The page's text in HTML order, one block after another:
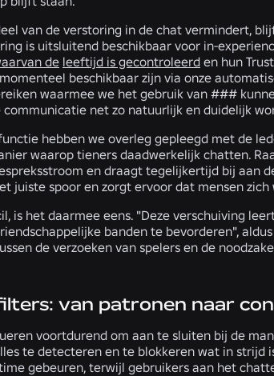
van de verstoring in de chat vermindert,
is uitsluitend beschikbaar voor in-
de leeftijd is gecontroleerd en hun
beschikbaar zijn via onze
waarmee we het gebruik van ###
net zo natuurlijk en duidelijk
hebben we overleg gepleegd met de
waarop tieners daadwerkelijk chatten.
en draagt tegelijkertijd bij aan
juiste spoor en zorgt ervoor dat mensen zich
is het daarmee eens. "Deze verschuiving
banden te bevorderen",
de verzoeken van spelers en de
van patronen naar
voortdurend om aan te sluiten bij de
te detecteren en te blokkeren wat in strijd
gebeuren, terwijl gebruikers aan het